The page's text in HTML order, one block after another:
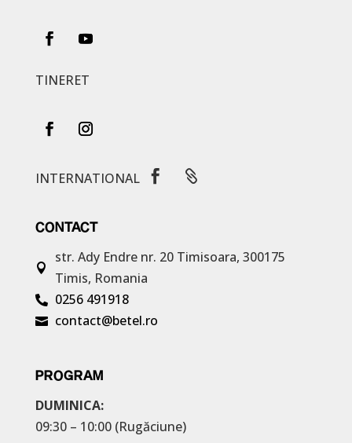
TINERET
INTERNATIONAL  
CONTACT

str. Ady Endre nr. 20 Timisoara, 300175
Timis, Romania
 0256 491918
 contact@betel.ro
PROGRAM
DUMINICA:
09:30 – 10:00 (Rugăciune)